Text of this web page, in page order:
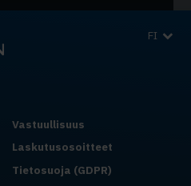
FI
Vastuullisuus
Laskutusosoitteet
Tietosuoja (GDPR)